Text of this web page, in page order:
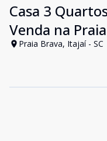
Casa 3
Venda na
Praia Brava, Itajaí - SC